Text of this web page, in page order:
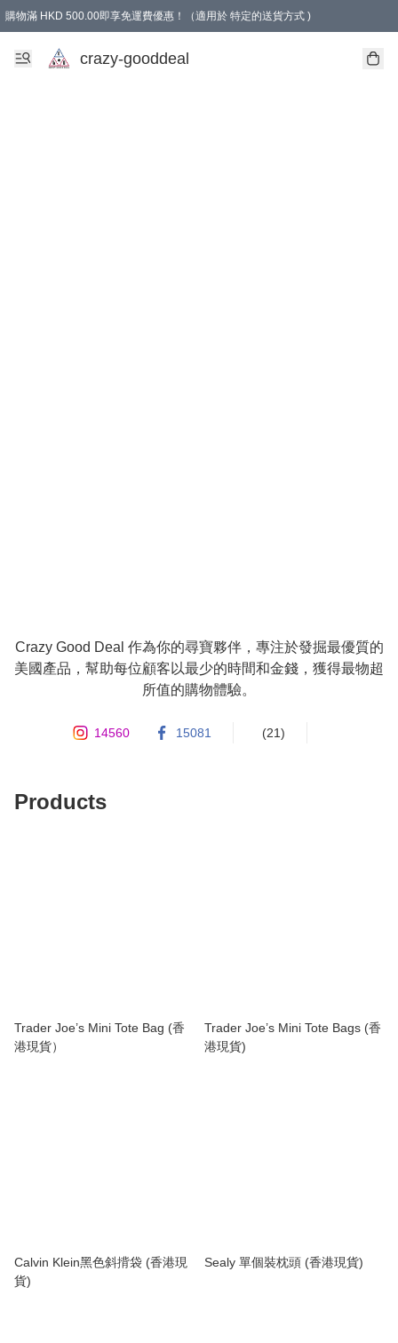
購物滿 HKD 500.00即享免運費優惠！（適用於 特定的送貨方式 )
成為會員可享免費禮品
crazy-gooddeal
Crazy Good Deal 作為你的尋寶夥伴，專注於發掘最優質的
美國產品，幫助每位顧客以最少的時間和金錢，獲得最物超
所值的購物體驗。
14560 15081 (21)
Products
Trader Joe’s Mini Tote Bag (香
港現貨）
Trader Joe’s Mini Tote Bags (香
港現貨)
Calvin Klein黑色斜揹袋 (香港現
貨)
Sealy 單個裝枕頭 (香港現貨)